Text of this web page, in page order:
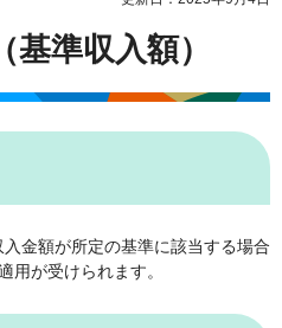
準収入額）
金額が所定の基準に該当する場合
用が受けられます。